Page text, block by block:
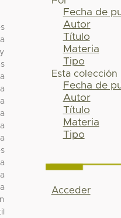
Fecha de
Autor
Título
Materia
Tipo
Esta colección
Fecha de
Autor
Título
Materia
Tipo
Acceder